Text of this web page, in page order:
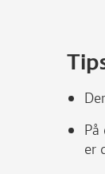
På
er